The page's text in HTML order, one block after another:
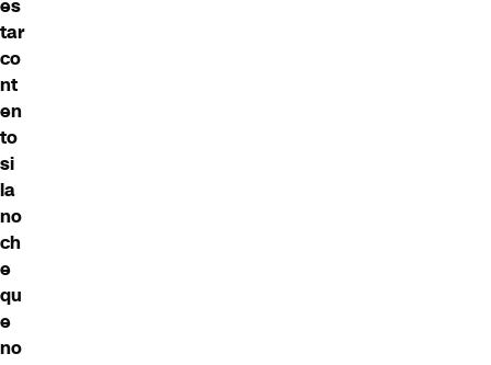
es
tar
co
nt
en
to
si
la
no
ch
e
qu
e
no